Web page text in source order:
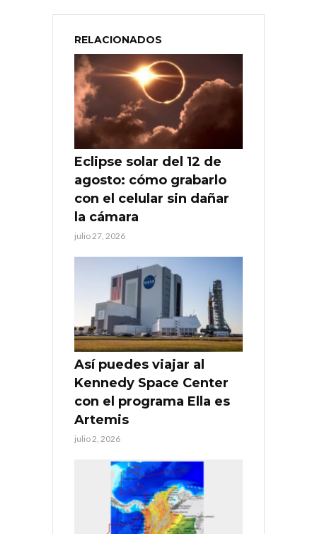
RELACIONADOS
Eclipse solar del 12 de
agosto: cómo grabarlo
con el celular sin dañar
la cámara
julio 27, 2026
Así puedes viajar al
Kennedy Space Center
con el programa Ella es
Artemis
julio 2, 2026